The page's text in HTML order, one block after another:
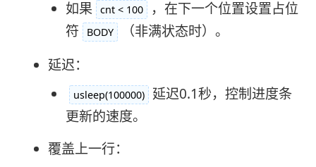
如果 cnt < 100
，在下一个位置设置占位
符
BODY
（非满状态时）。
延迟：
usleep(100000)
延迟0.1秒，控制进度条
更新的速度。
覆盖上一行：